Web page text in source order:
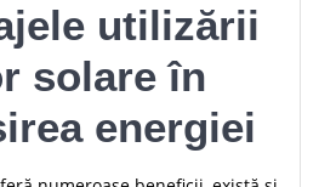
utilizării
solare în
energiei